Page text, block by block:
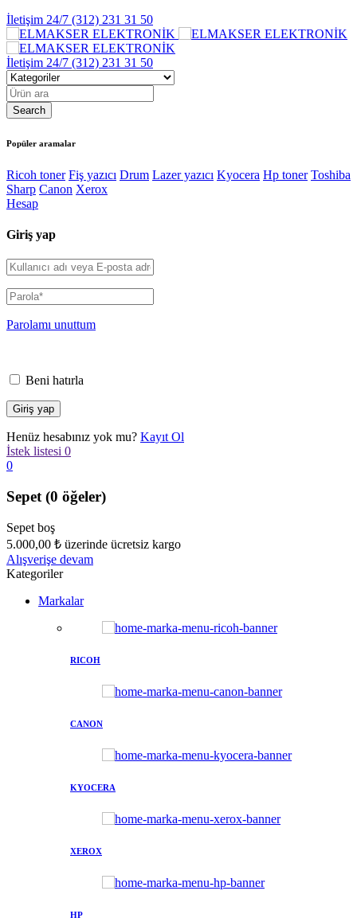
İletişim 24/7 (312) 231 31 50
İletişim 24/7 (312) 231 31 50
Popüler aramalar
Ricoh toner Fiş yazıcı Drum Lazer yazıcı Kyocera Hp toner Toshiba
Sharp Canon Xerox
Hesap
Giriş yap
Parolamı unuttum
Beni hatırla
Henüz hesabınız yok mu? Kayıt Ol
İstek listesi 0
0
Sepet (0 öğeler)
Sepet boş
5.000,00 ₺ üzerinde ücretsiz kargo
Alışverişe devam
Kategoriler
Markalar
RICOH
CANON
KYOCERA
XEROX
HP